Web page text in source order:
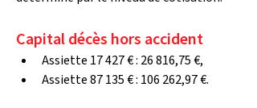
Capital décès hors accident
Assiette 17 427 € : 26 816,75 €,
Assiette 87 135 € : 106 262,97 €.